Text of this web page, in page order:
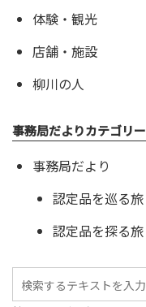
体験・観光
店舗・施設
柳川の人
事務局だよりカテゴリー
事務局だより
認定品を巡る旅
認定品を探る旅